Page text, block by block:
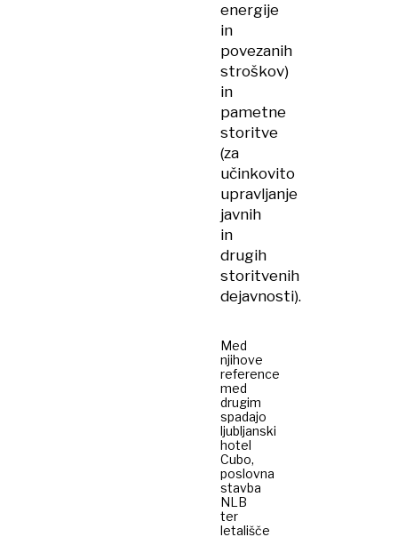
energije
in
povezanih
stroškov)
in
pametne
storitve
(za
učinkovito
upravljanje
javnih
in
drugih
storitvenih
dejavnosti).
Med
njihove
reference
med
drugim
spadajo
ljubljanski
hotel
Cubo,
poslovna
stavba
NLB
ter
letališče